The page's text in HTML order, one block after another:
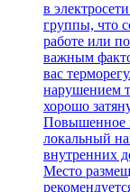
в
группы, что
работе или
важным
вас
нарушением
хорошо
Повышенное
локальный
внутренних
Место